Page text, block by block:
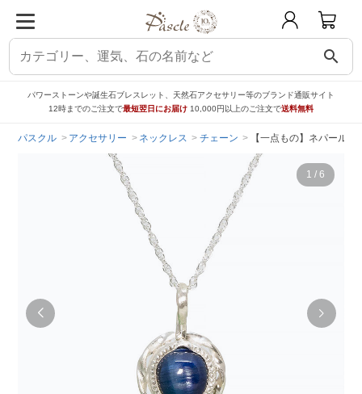
search
パワーストーンや誕生石ブレスレット、天然石アクセサリー等のブランド通販サイト
12時までのご注文で最短翌日にお届け 10,000円以上のご注文で送料無料
パスクル アクセサリー ネックレス チェーン 【一点もの】ネパール
1 / 6